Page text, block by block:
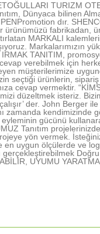
TURIZM
Dünyaca bilinen
dır.
ürünümüzü fabrikadan,
MARKALI
Markalarımızın
TANITIM,
verebilmek için
müşterilerimize
seçtiği ürünlerin,
cevap vermektir.
düzeltmek isteriz.
der. John Berger
zamanda kendimizinde
gücünü
Tanıtım
yön vermek.
en uygun ölçülerde ve
gerçekleştirebilmek
UYUMU